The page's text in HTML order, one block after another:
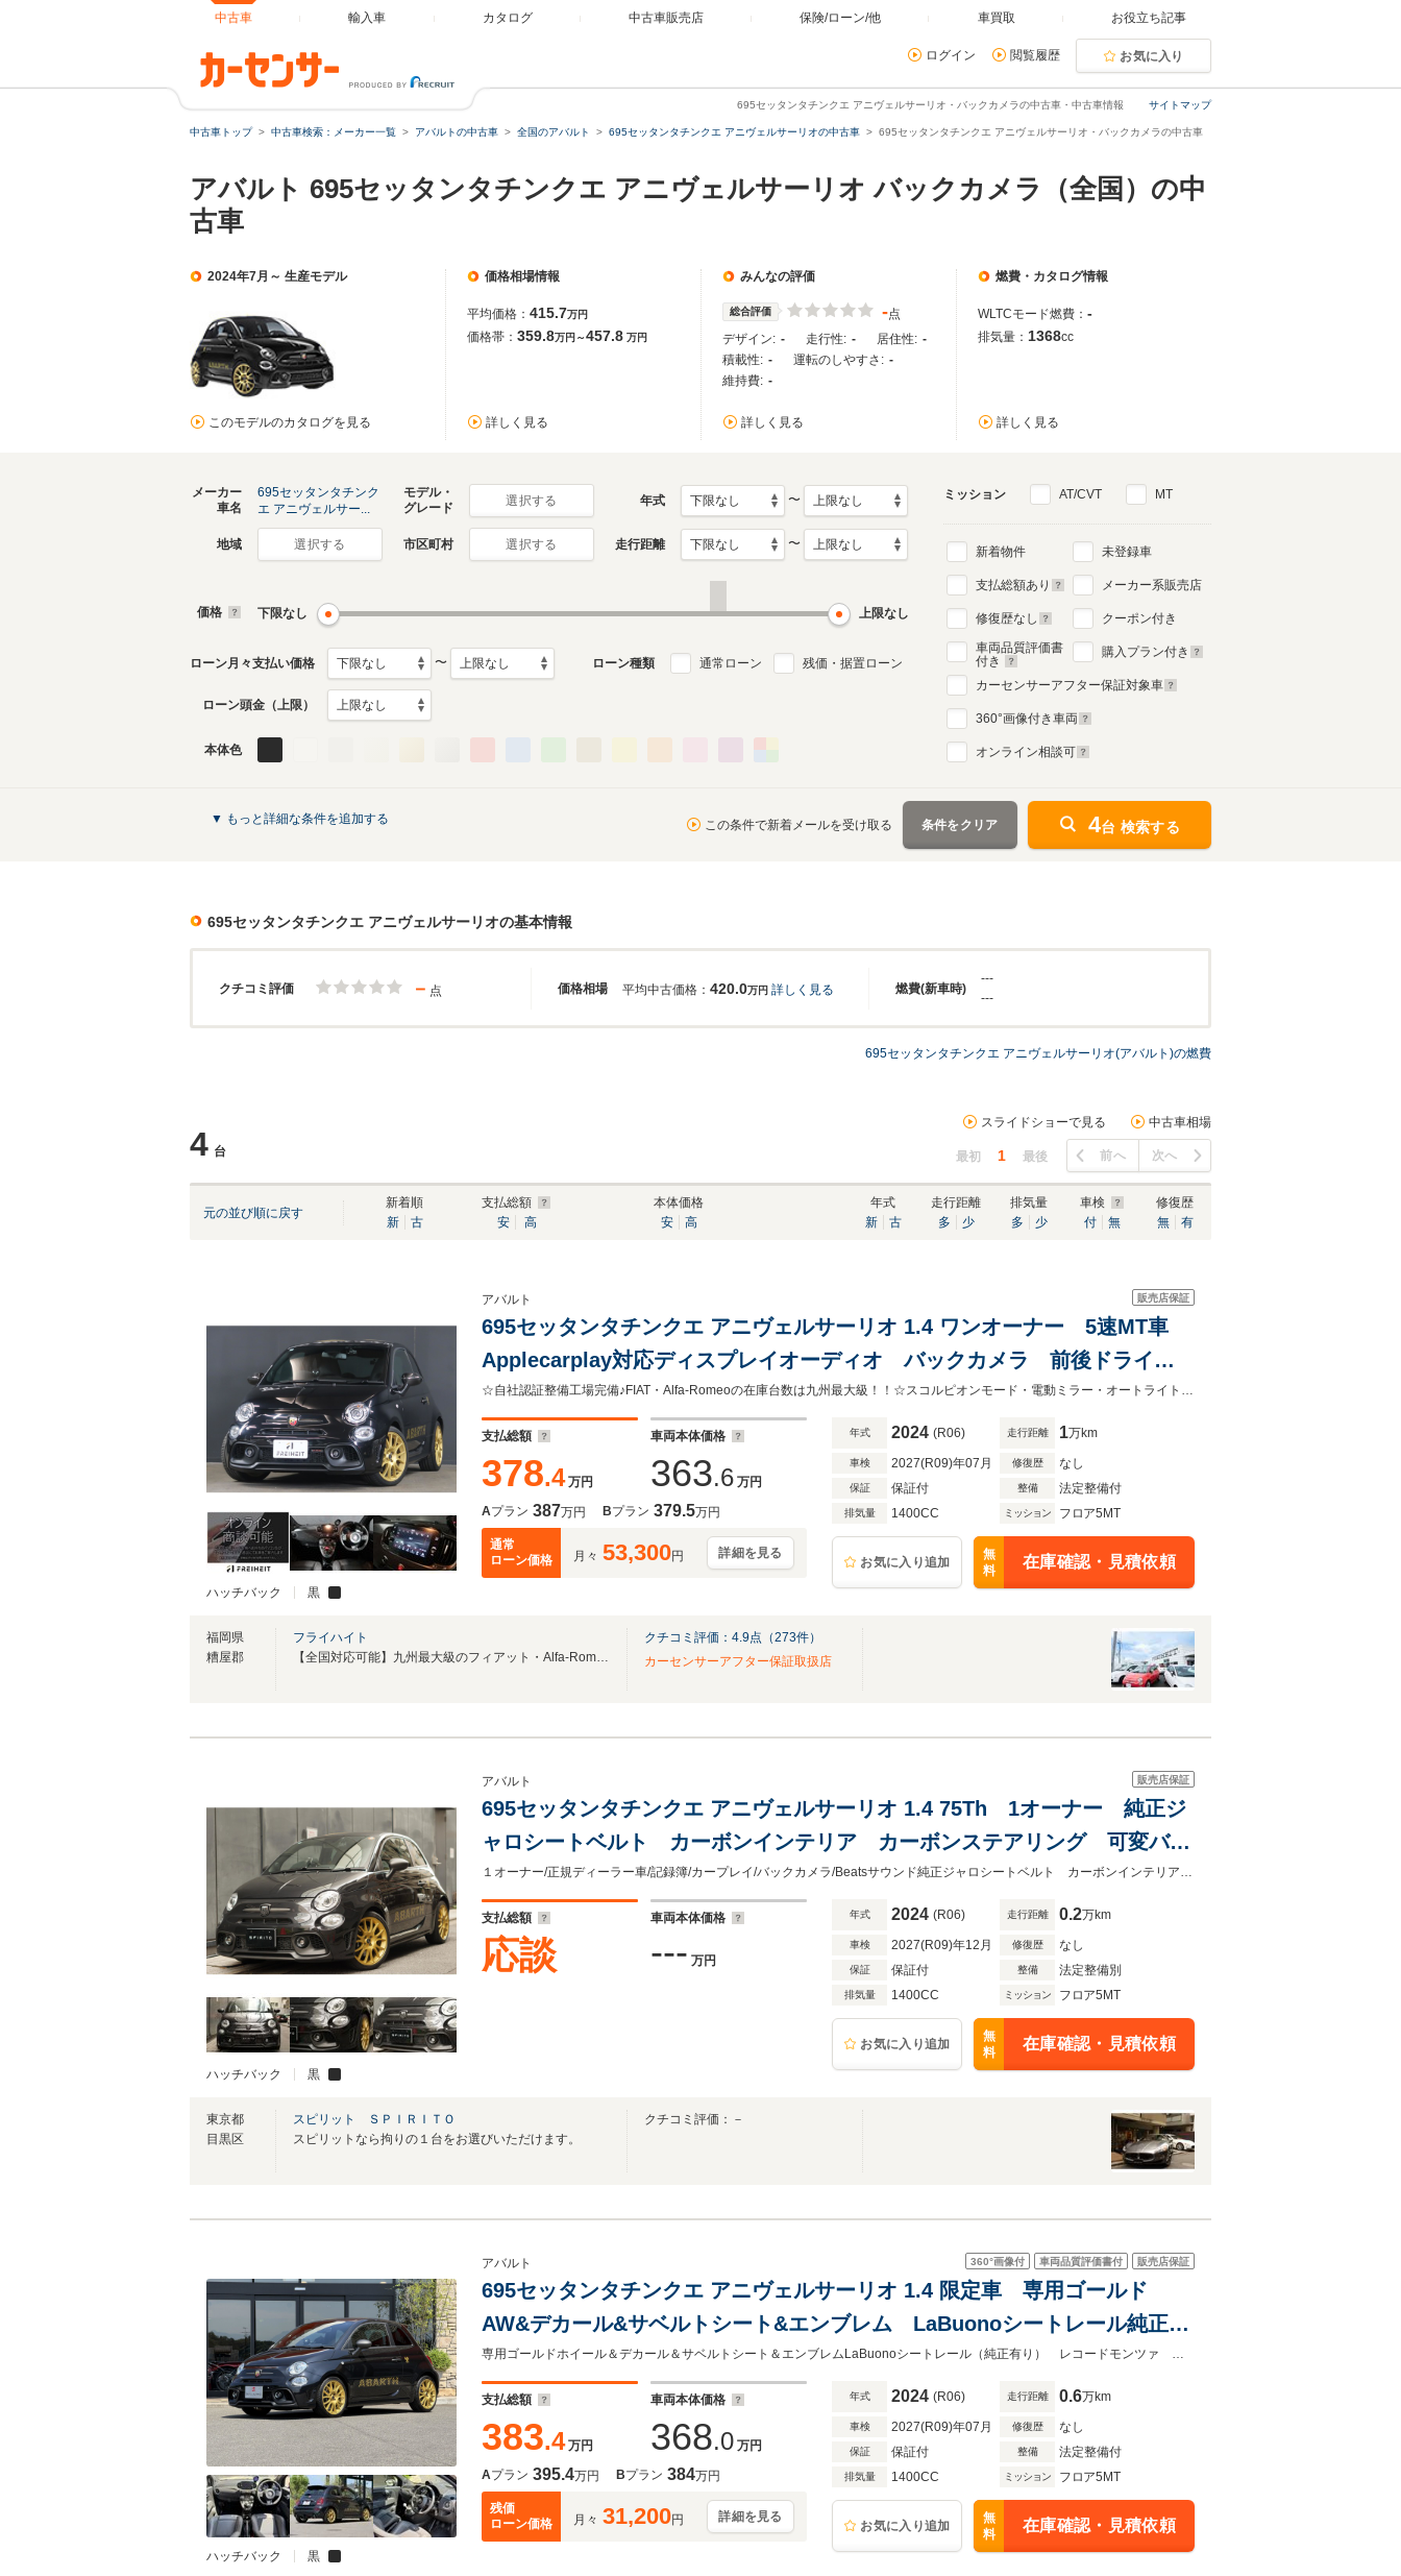
中古車 輸入車 カタログ 中古車販売店 保険/ローン/他 車買取 お役立ち記事
ログイン 閲覧履歴 お気に入り
サイトマップ
695セッタンタチンクエ アニヴェルサーリオ・バックカメラの中古車・中古車情報
中古車トップ 中古車検索：メーカー一覧 アバルトの中古車 全国のアバルト 695セッタンタチンクエ アニヴェルサーリオの中古車 695セッタンタチンクエ アニヴェルサーリオ・バックカメラの中古車
アバルト 695セッタンタチンクエ アニヴェルサーリオ バックカメラ（全国）の中
古車
2024年7月～ 生産モデル
このモデルのカタログを見る
価格相場情報
平均価格： 415.7万円
価格帯： 359.8万円～457.8 万円
詳しく見る
みんなの評価
総合評価 -点
デザイン: - 走行性: - 居住性: -
積載性: - 運転のしやすさ: -
維持費: -
詳しく見る
燃費・カタログ情報
WLTCモード燃費： -
排気量： 1368cc
詳しく見る
メーカー
車名
695セッタンタチンク
エ アニヴェルサー...
モデル・
グレード
選択する 年式 〜
地域 選択する 市区町村 選択する 走行距離 〜
価格 下限なし 上限なし
ローン月々支払い価格 〜 ローン種類 通常ローン 残価・据置ローン
ローン頭金（上限）
本体色
ミッション AT/CVT MT
新着物件
支払総額あり
修復歴なし
車両品質評価書
付き
未登録車
メーカー系販売店
クーポン付き
購入プラン付き
カーセンサーアフター保証対象車
360°画像付き車両
オンライン相談可
▼ もっと詳細な条件を追加する この条件で新着メールを受け取る 条件をクリア 4台 検索する
695セッタンタチンクエ アニヴェルサーリオの基本情報
クチコミ評価 価格相場 燃費(新車時)
－ 点 平均中古価格： 420.0万円 詳しく見る
---
---
695セッタンタチンクエ アニヴェルサーリオ(アバルト)の燃費
4 台
スライドショーで見る 中古車相場
最初 1 最後 前へ 次へ
元の並び順に戻す
新着順
新
古
支払総額
安
高
本体価格
安
高
年式
新
古
走行距離
多
少
排気量
多
少
車検
付
無
修復歴
無
有
ハッチバック 黒
販売店保証
アバルト
695セッタンタチンクエ アニヴェルサーリオ 1.4 ワンオーナー 5速MT車
Applecarplay対応ディスプレイオーディオ バックカメラ 前後ドライブ
レコーダー ETC Bluetooth接続対応&USB接続ポート フロント&リアフ
ォグランプ
☆自社認証整備工場完備♪FIAT・Alfa-Romeoの在庫台数は九州最大級！！☆スコルピオンモード・電動ミラー・オートライト・純正１７インチＡＷ・禁煙車・１年保証付き・キーレス
支払総額
378.4 万円
車両本体価格
363.6 万円
Aプラン 387万円 Bプラン 379.5万円
通常
ローン価格
月々 53,300円 詳細を見る
年式 2024 (R06) 走行距離 1万km
車検 2027(R09)年07月 修復歴 なし
保証 保証付 整備 法定整備付
排気量 1400CC ミッション フロア5MT
お気に入り追加
無
料
在庫確認・見積依頼
福岡県
糟屋郡
フライハイト
【全国対応可能】九州最大級のフィアット・Alfa-Romeo専門店！
クチコミ評価： 4.9点（273件）
カーセンサーアフター保証取扱店
ハッチバック 黒
販売店保証
アバルト
695セッタンタチンクエ アニヴェルサーリオ 1.4 75Th 1オーナー 純正ジ
ャロシートベルト カーボンインテリア カーボンステアリング 可変バル
ブマフラーリモコン付き
１オーナー/正規ディーラー車/記録簿/カープレイ/バックカメラ/Beatsサウンド純正ジャロシートベルト カーボンインテリア カーボンステアリング 可変バルブマフラーリモコン付き
支払総額
応談
車両本体価格
--- 万円
年式 2024 (R06) 走行距離 0.2万km
車検 2027(R09)年12月 修復歴 なし
保証 保証付 整備 法定整備別
排気量 1400CC ミッション フロア5MT
お気に入り追加
無
料
在庫確認・見積依頼
東京都
目黒区
スピリット ＳＰＩＲＩＴＯ
スピリットなら拘りの１台をお選びいただけます。
クチコミ評価：－
ハッチバック 黒
360°画像付 車両品質評価書付 販売店保証
アバルト
695セッタンタチンクエ アニヴェルサーリオ 1.4 限定車 専用ゴールド
AW&デカール&サベルトシート&エンブレム LaBuonoシートレール純正有
レコードモンツァ ドラレコ・リアカメラ兼用デジタルインナーミラー
OPフューエルキャップ AppleCarPlay Beats
専用ゴールドホイール＆デカール＆サベルトシート＆エンブレムLaBuonoシートレール（純正有り） レコードモンツァ デジタルインナーミラー AppleCarPlay
支払総額
383.4 万円
車両本体価格
368.0 万円
Aプラン 395.4万円 Bプラン 384万円
残価
ローン価格
月々 31,200円 詳細を見る
年式 2024 (R06) 走行距離 0.6万km
車検 2027(R09)年07月 修復歴 なし
保証 保証付 整備 法定整備付
排気量 1400CC ミッション フロア5MT
お気に入り追加
無
料
在庫確認・見積依頼